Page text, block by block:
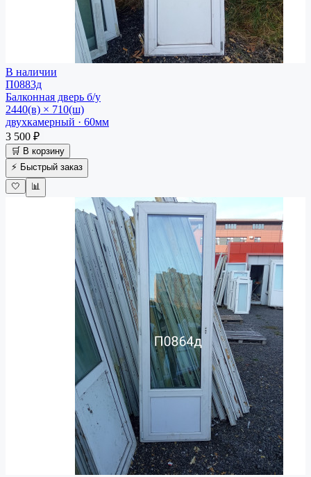
В наличии
П0883д
Балконная дверь б/у
2440(в) × 710(ш)
двухкамерный · 60мм
3 500 ₽
🛒 В корзину
⚡ Быстрый заказ
🤍
📊